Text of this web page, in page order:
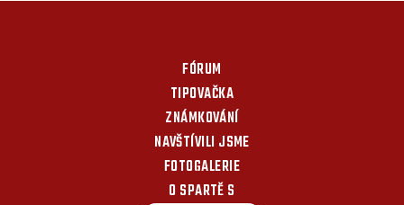
FÓRUM
TIPOVAČKA
ZNÁMKOVÁNÍ
NAVŠTÍVILI JSME
FOTOGALERIE
O SPARTĚ S